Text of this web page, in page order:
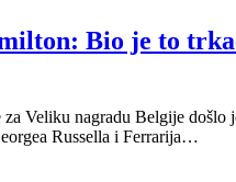
Bio je to
Veliku nagradu Belgije došlo
Russella i Ferrarija…